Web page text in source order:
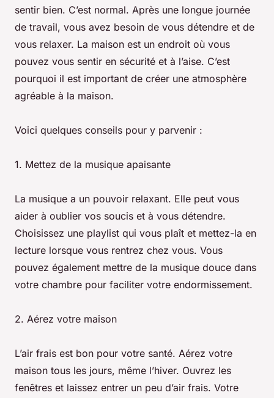
sentir bien. C’est normal. Après une longue journée
de travail, vous avez besoin de vous détendre et de
vous relaxer. La maison est un endroit où vous
pouvez vous sentir en sécurité et à l’aise. C’est
pourquoi il est important de créer une atmosphère
agréable à la maison.
Voici quelques conseils pour y parvenir :
1. Mettez de la musique apaisante
La musique a un pouvoir relaxant. Elle peut vous
aider à oublier vos soucis et à vous détendre.
Choisissez une playlist qui vous plaît et mettez-la en
lecture lorsque vous rentrez chez vous. Vous
pouvez également mettre de la musique douce dans
votre chambre pour faciliter votre endormissement.
2. Aérez votre maison
L’air frais est bon pour votre santé. Aérez votre
maison tous les jours, même l’hiver. Ouvrez les
fenêtres et laissez entrer un peu d’air frais. Votre